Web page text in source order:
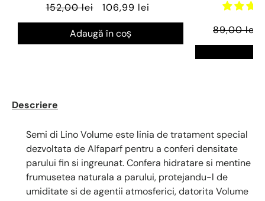
152,00 lei
106,99 lei
Adaugă în coș
89,00 lei
Descriere
Semi di Lino Volume este linia de tratament special
dezvoltata de Alfaparf pentru a conferi densitate
parului fin si ingreunat. Confera hidratare si mentine
frumusetea naturala a parului, protejandu-l de
umiditate si de agentii atmosferici, datorita Volume